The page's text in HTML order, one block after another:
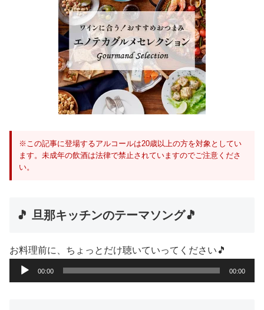
※この記事に登場するアルコールは20歳以上の方を対象としてい
ます。未成年の飲酒は法律で禁止されていますのでご注意くださ
い。
🎵 旦那キッチンのテーマソング🎵
お料理前に、ちょっとだけ聴いていってください🎵
声
00:00 00:00